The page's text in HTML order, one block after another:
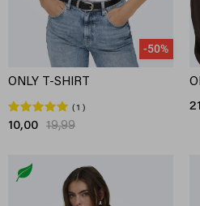
-50%
ONLY T-SHIRT
1
10,00 19,99